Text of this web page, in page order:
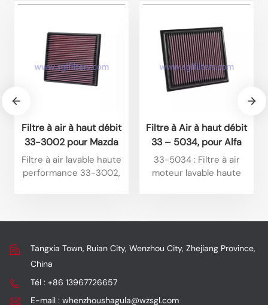
Filtre à air à haut débit
33-3002 pour Mazda
BT50 3.0L L4 Diesel
(2025) et Isuzu D-Max
Filtre à air lavable haute
performance 33-3002,
réutilisable et a une
en optimisant la
puissance et en
assurant une filtration
Filtre à Air à haut débit
33 – 5034, pour Alfa
Romeo Tonale 1,6 l L4
Diesel 2025, Alfa
33-5034 : Filtre à air
moteur lavable haute
modèles Jeep. Ses
son débit élevé, sa
Tangxia Town, Ruian City, Wenzhou City, Zhejiang Province,
China
Tél : +86 13967726657
E-mail : whenzhoushagula@wzsgl.com